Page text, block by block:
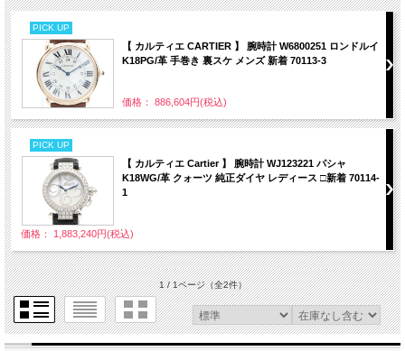
PICK UP
【 カルティエ CARTIER 】 腕時計 W6800251 ロンドルイ
K18PG/革 手巻き 裏スケ メンズ 新着 70113-3
価格： 886,604円(税込)
PICK UP
【 カルティエ Cartier 】 腕時計 WJ123221 パシャ
K18WG/革 クォーツ 純正ダイヤ レディース □新着 70114-
1
価格： 1,883,240円(税込)
1 / 1ページ（全2件）